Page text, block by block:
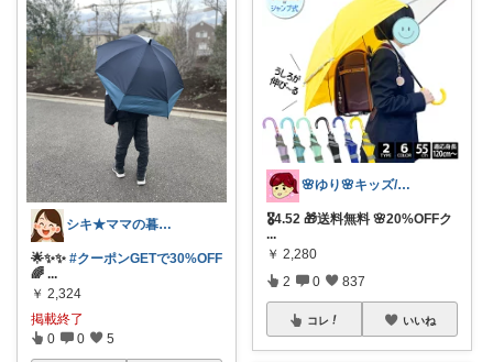
シキ★ママの暮らし、キッズ
🌟✨✨ #クーポンGETで30%OFF
🌈 ...
￥ 2,324
掲載終了
0 0 5
🌸ゆり🌸キッズ/ベビー/スイーツ/猫
🎖️4.52 🎁送料無料 🌸20%OFFク
...
￥ 2,280
2 0 837
コレ いいね